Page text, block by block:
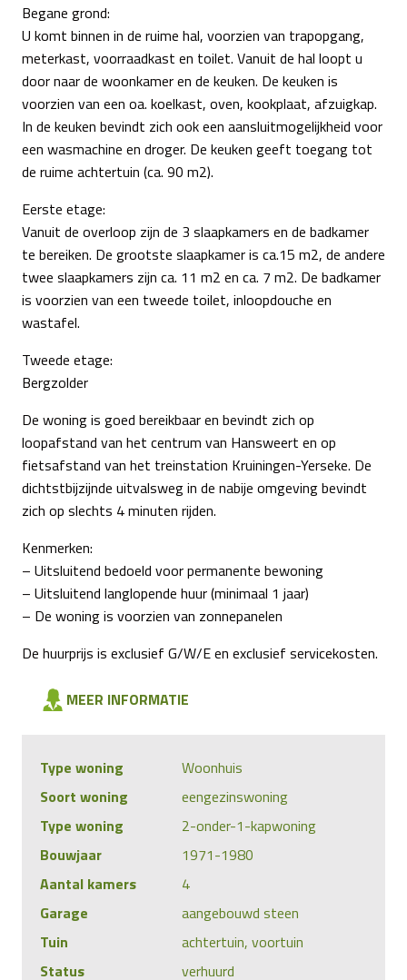
Begane grond:
U komt binnen in de ruime hal, voorzien van trapopgang,
meterkast, voorraadkast en toilet. Vanuit de hal loopt u
door naar de woonkamer en de keuken. De keuken is
voorzien van een oa. koelkast, oven, kookplaat, afzuigkap.
In de keuken bevindt zich ook een aansluitmogelijkheid voor
een wasmachine en droger. De keuken geeft toegang tot
de ruime achtertuin (ca. 90 m2).
Eerste etage:
Vanuit de overloop zijn de 3 slaapkamers en de badkamer
te bereiken. De grootste slaapkamer is ca.15 m2, de andere
twee slaapkamers zijn ca. 11 m2 en ca. 7 m2. De badkamer
is voorzien van een tweede toilet, inloopdouche en
wastafel.
Tweede etage:
Bergzolder
De woning is goed bereikbaar en bevindt zich op
loopafstand van het centrum van Hansweert en op
fietsafstand van het treinstation Kruiningen-Yerseke. De
dichtstbijzijnde uitvalsweg in de nabije omgeving bevindt
zich op slechts 4 minuten rijden.
Kenmerken:
– Uitsluitend bedoeld voor permanente bewoning
– Uitsluitend langlopende huur (minimaal 1 jaar)
– De woning is voorzien van zonnepanelen
De huurprijs is exclusief G/W/E en exclusief servicekosten.
MEER INFORMATIE
Type woning
Woonhuis
Soort woning
eengezinswoning
Type woning
2-onder-1-kapwoning
Bouwjaar
1971-1980
Aantal kamers
4
Garage
aangebouwd steen
Tuin
achtertuin, voortuin
Status
verhuurd